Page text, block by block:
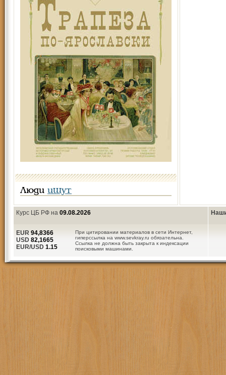
Люди ищут
Курс ЦБ РФ на 09.08.2026
При цитировании материалов в сети Интернет,
гиперссылка на www.sevkray.ru обязательна.
Ссылка не должна быть закрыта к индексации
поисковыми машинами.
EUR 94,8366
USD 82,1665
EUR/USD 1.15